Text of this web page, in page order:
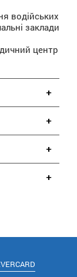
водійських
заклади
центр